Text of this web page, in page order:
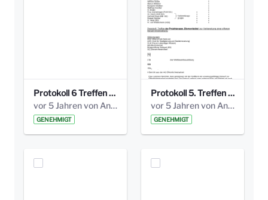
Protokoll 6 Treffen 20150205 AG Bismarckplatz.pdf
vor 5 Jahren von Anni Schlumberger
GENEHMIGT
Protokoll 5. Treffen 20141208 AG Bismarkplatz.pdf
vor 5 Jahren von Anni Schlumberger
GENEHMIGT